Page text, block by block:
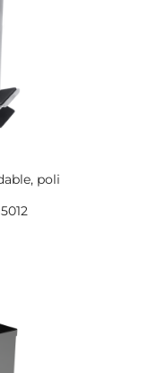
poli